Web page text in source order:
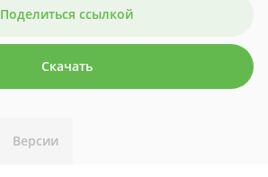
Поделиться ссылкой
Скачать
Версии